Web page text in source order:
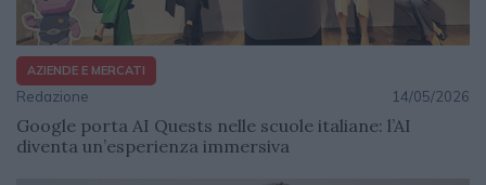
AZIENDE E MERCATI
Redazione 14/05/2026
Google porta AI Quests nelle scuole italiane: l’AI
diventa un’esperienza immersiva